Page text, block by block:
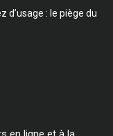
d’usage : le piège du